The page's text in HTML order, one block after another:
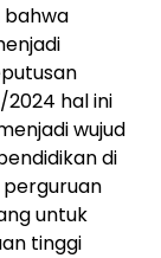
bahwa
2024 hal ini
wujud
di
untuk
tinggi